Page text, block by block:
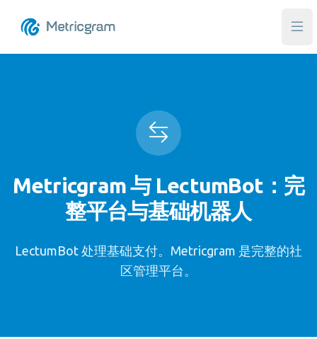
打
Metricgram 与 LectumBot：完
整平台与基础机器人
LectumBot 处理基础支付。Metricgram 是完整的社
区管理平台。